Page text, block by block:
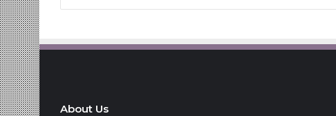
About Us